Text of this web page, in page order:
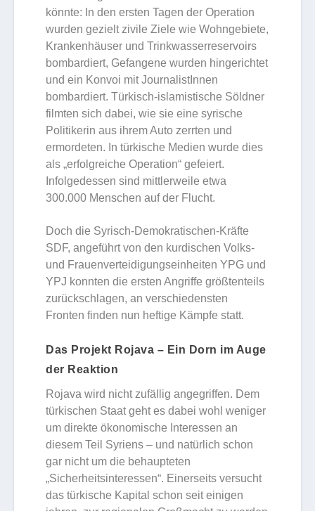
könnte: In den ersten Tagen der Operation
wurden gezielt zivile Ziele wie Wohngebiete,
Krankenhäuser und Trinkwasserreservoirs
bombardiert, Gefangene wurden hingerichtet
und ein Konvoi mit JournalistInnen
bombardiert. Türkisch-islamistische Söldner
filmten sich dabei, wie sie eine syrische
Politikerin aus ihrem Auto zerrten und
ermordeten. In türkische Medien wurde dies
als „erfolgreiche Operation“ gefeiert.
Infolgedessen sind mittlerweile etwa
300.000 Menschen auf der Flucht.
Doch die Syrisch-Demokratischen-Kräfte
SDF, angeführt von den kurdischen Volks-
und Frauenverteidigungseinheiten YPG und
YPJ konnten die ersten Angriffe größtenteils
zurückschlagen, an verschiedensten
Fronten finden nun heftige Kämpfe statt.
Das Projekt Rojava – Ein Dorn im Auge
der Reaktion
Rojava wird nicht zufällig angegriffen. Dem
türkischen Staat geht es dabei wohl weniger
um direkte ökonomische Interessen an
diesem Teil Syriens – und natürlich schon
gar nicht um die behaupteten
„Sicherheitsinteressen“. Einerseits versucht
das türkische Kapital schon seit einigen